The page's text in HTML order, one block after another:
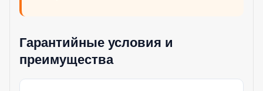
Гарантийные условия и
преимущества